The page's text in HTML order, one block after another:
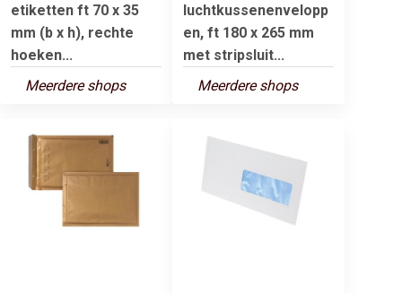
etiketten ft 70 x 35
mm (b x h), rechte
hoeken...
Meerdere shops
luchtkussenenvelopp
en, ft 180 x 265 mm
met stripsluit...
Meerdere shops